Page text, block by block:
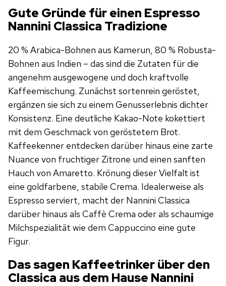
Gute Gründe für einen Espresso
Nannini Classica Tradizione
20 % Arabica-Bohnen aus Kamerun, 80 % Robusta-
Bohnen aus Indien – das sind die Zutaten für die
angenehm ausgewogene und doch kraftvolle
Kaffeemischung. Zunächst sortenrein geröstet,
ergänzen sie sich zu einem Genusserlebnis dichter
Konsistenz. Eine deutliche Kakao-Note kokettiert
mit dem Geschmack von geröstetem Brot.
Kaffeekenner entdecken darüber hinaus eine zarte
Nuance von fruchtiger Zitrone und einen sanften
Hauch von Amaretto. Krönung dieser Vielfalt ist
eine goldfarbene, stabile Crema. Idealerweise als
Espresso serviert, macht der Nannini Classica
darüber hinaus als Caffè Crema oder als schaumige
Milchspezialität wie dem Cappuccino eine gute
Figur.
Das sagen Kaffeetrinker über den
Classica aus dem Hause Nannini